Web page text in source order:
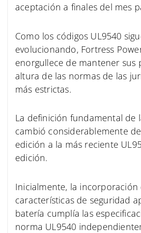
aceptación a finales del mes
Como los códigos UL9540
evolucionando, Fortress
enorgullece de mantener sus
altura de las normas de las
más estrictas.
La definición fundamental de
cambió considerablemente
edición a la más reciente
edición.
Inicialmente, la incorporación
características de seguridad
batería cumplía las
norma UL9540